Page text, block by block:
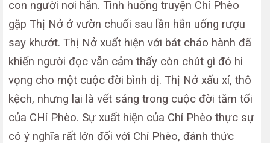
con người nơi hắn. Tình huống truyện Chí Phèo
gặp Thị Nở ở vườn chuối sau lần hắn uống rượu
say khướt. Thị Nở xuất hiện với bát cháo hành đã
khiến người đọc vẫn cảm thấy còn chút gì đó hi
vọng cho một cuộc đời bình dị. Thị Nở xấu xí, thô
kệch, nhưng lại là vết sáng trong cuộc đời tăm tối
của CHí Phèo. Sự xuất hiện của Chí Phèo thực sự
có ý nghĩa rất lớn đối với Chí Phèo, đánh thức